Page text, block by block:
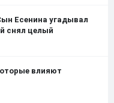
Есенина угадывал
снял целый
влияют